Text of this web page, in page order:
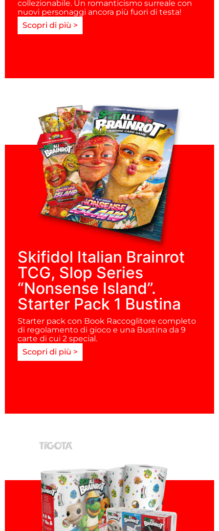
collezionabile. Un romanticismo surreale con
nuovi personaggi ancora più fuori di testa!
Scopri di più >
Skifidol Italian Brainrot
TCG, Slop Series
“Nonsense Island”.
Starter Pack 1 Bustina
Starter pack con Book Raccoglitore completo
di regolamento di gioco e una Bustina da 9
carte di cui 2 special.
Scopri di più >